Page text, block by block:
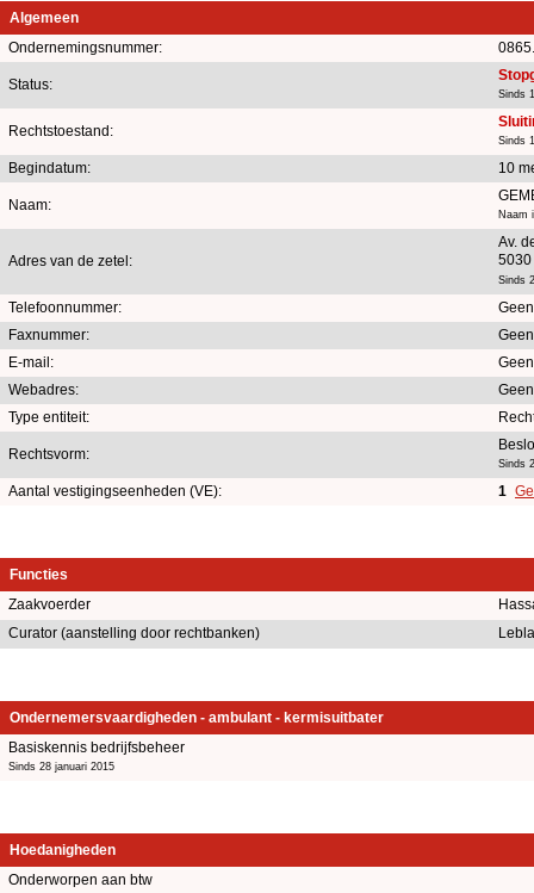
Algemeen
Ondernemingsnummer:
Status:
Sinds
Rechtstoestand:
Sinds
Begindatum: 10
Naam:
Naam
Adres van de zetel:
Av.
5030
Sinds
Telefoonnummer:
Faxnummer:
E-mail:
Webadres:
Type entiteit:
Rechtsvorm:
Sinds
Aantal vestigingseenheden (VE): 1
Functies
Zaakvoerder
Curator (aanstelling door rechtbanken)
Ondernemersvaardigheden - ambulant - kermisuitbater
Basiskennis bedrijfsbeheer
Sinds 28 januari 2015
Hoedanigheden
Onderworpen aan btw